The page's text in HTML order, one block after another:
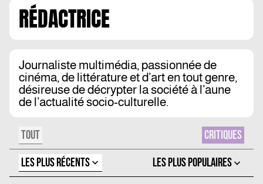
RÉDACTRICE
Journaliste multimédia, passionnée de
cinéma, de littérature et d’art en tout genre,
désireuse de décrypter la société à l’aune
de l’actualité socio-culturelle.
TOUT
CRITIQUES
LES PLUS RÉCENTS
LES PLUS POPULAIRES